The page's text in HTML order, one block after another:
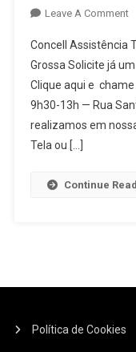
Leave A CommentOn
Concell Assistência
Grossa Solicite já
Clique aqui e chame
9h30-13h — Rua
realizamos em
Tela ou […]
Continue
Política de Cookies